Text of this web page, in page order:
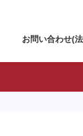
お問い合わせ(